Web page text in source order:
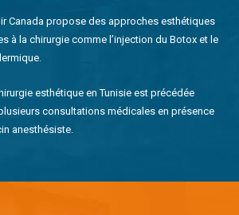
Canada propose des approches esthétiques
à la chirurgie comme l’injection du Botox et le
esthétique en Tunisie est précédée
consultations médicales en présence
anesthésiste.